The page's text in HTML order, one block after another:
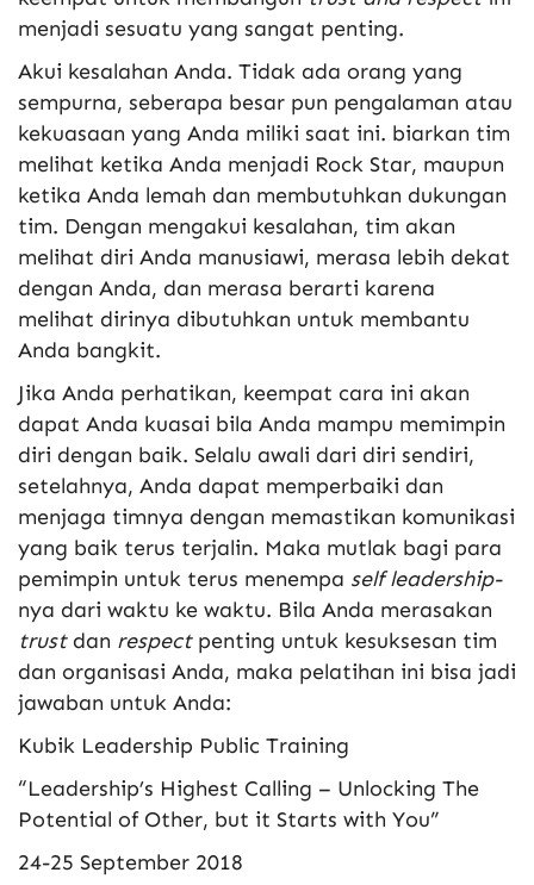
menjadi sesuatu yang sangat penting.
Akui kesalahan Anda. Tidak ada orang yang
sempurna, seberapa besar pun pengalaman atau
kekuasaan yang Anda miliki saat ini. biarkan tim
melihat ketika Anda menjadi Rock Star, maupun
ketika Anda lemah dan membutuhkan dukungan
tim. Dengan mengakui kesalahan, tim akan
melihat diri Anda manusiawi, merasa lebih dekat
dengan Anda, dan merasa berarti karena
melihat dirinya dibutuhkan untuk membantu
Anda bangkit.
Jika Anda perhatikan, keempat cara ini akan
dapat Anda kuasai bila Anda mampu memimpin
diri dengan baik. Selalu awali dari diri sendiri,
setelahnya, Anda dapat memperbaiki dan
menjaga timnya dengan memastikan komunikasi
yang baik terus terjalin. Maka mutlak bagi para
pemimpin untuk terus menempa self leadership-
nya dari waktu ke waktu. Bila Anda merasakan
trust dan respect penting untuk kesuksesan tim
dan organisasi Anda, maka pelatihan ini bisa jadi
jawaban untuk Anda:
Kubik Leadership Public Training
“Leadership’s Highest Calling – Unlocking The
Potential of Other, but it Starts with You”
24-25 September 2018